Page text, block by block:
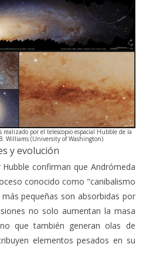
realizado por el telescopio espacial Hubble de la
Williams (University of Washington)
y evolución
confirman que Andrómeda
conocido como "canibalismo
pequeñas son absorbidas por
no solo aumentan la masa
que también generan olas de
elementos pesados en su